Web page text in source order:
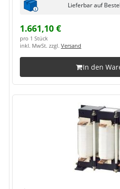
Lieferbar auf
1.661,10 €
pro 1 Stück
inkl. MwSt. zzgl. Versand
In den